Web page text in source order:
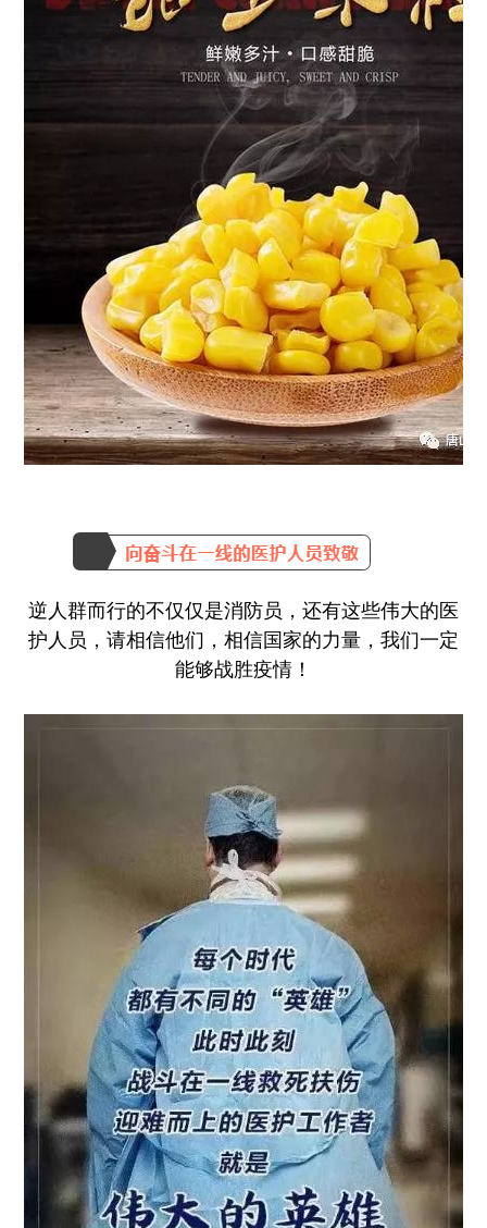
逆人群而行的不仅仅是消防员，还有这些伟大的医
护人员，请相信他们，相信国家的力量，我们一定
能够战胜疫情！